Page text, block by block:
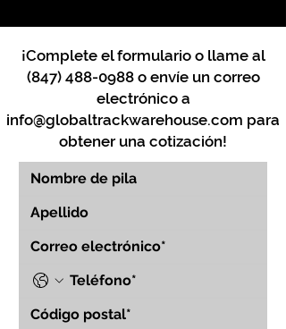
¡Complete el formulario o llame al
(847) 488-0988o envíe un correo
electrónico a
info@globaltrackwarehouse.com para
obtener una cotización!